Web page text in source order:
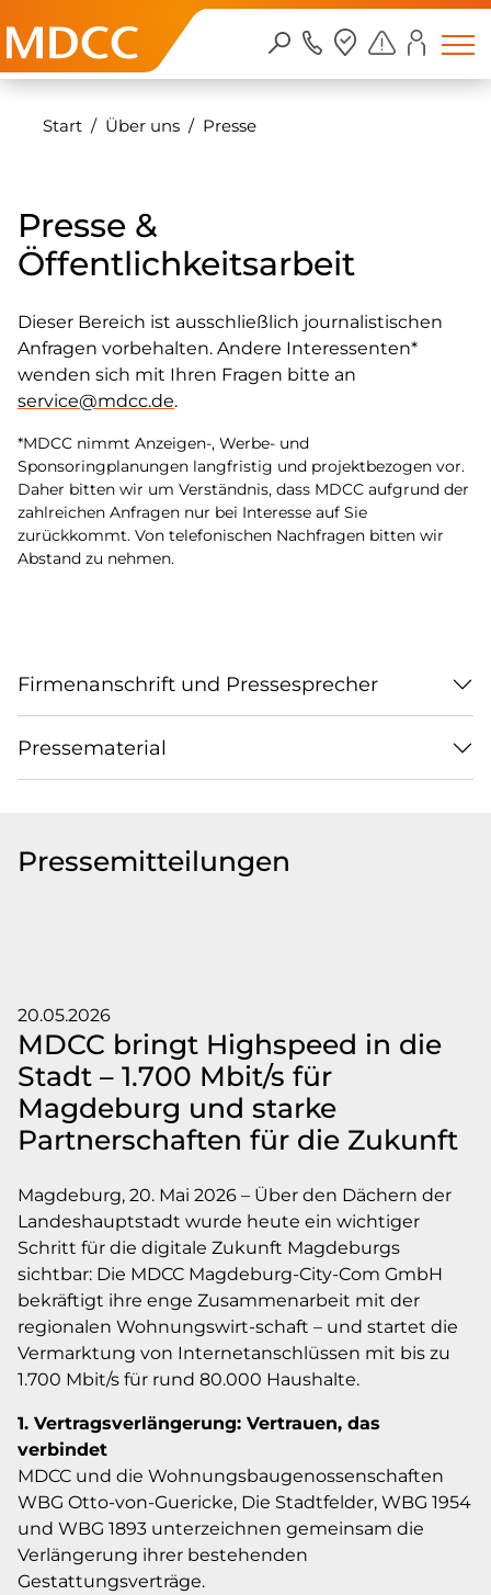
Zum Inhalt springen
Start Über uns Presse
Presse &
Öffentlichkeitsarbeit
Dieser Bereich ist ausschließlich journalistischen
Anfragen vorbehalten. Andere Interessenten*
wenden sich mit Ihren Fragen bitte an
service@mdcc.de.
*MDCC nimmt Anzeigen-, Werbe- und
Sponsoringplanungen langfristig und projektbezogen vor.
Daher bitten wir um Verständnis, dass MDCC aufgrund der
zahlreichen Anfragen nur bei Interesse auf Sie
zurückkommt. Von telefonischen Nachfragen bitten wir
Abstand zu nehmen.
Firmenanschrift und Pressesprecher
Pressematerial
Pressemitteilungen
20.05.2026
MDCC bringt Highspeed in die
Stadt – 1.700 Mbit/s für
Magdeburg und starke
Partnerschaften für die Zukunft
Magdeburg, 20. Mai 2026 – Über den Dächern der
Landeshauptstadt wurde heute ein wichtiger
Schritt für die digitale Zukunft Magdeburgs
sichtbar: Die MDCC Magdeburg-City-Com GmbH
bekräftigt ihre enge Zusammenarbeit mit der
regionalen Wohnungswirt-schaft – und startet die
Vermarktung von Internetanschlüssen mit bis zu
1.700 Mbit/s für rund 80.000 Haushalte.
1. Vertragsverlängerung: Vertrauen, das
verbindet
MDCC und die Wohnungsbaugenossenschaften
WBG Otto-von-Guericke, Die Stadtfelder, WBG 1954
und WBG 1893 unterzeichnen gemeinsam die
Verlängerung ihrer bestehenden
Gestattungsverträge.